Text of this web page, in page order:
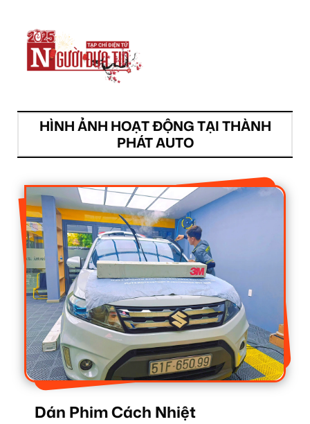
HÌNH ẢNH HOẠT ĐỘNG TẠI THÀNH
PHÁT AUTO
Dán Phim Cách Nhiệt